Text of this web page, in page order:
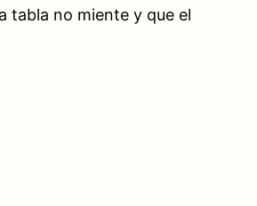
tabla no miente y que el